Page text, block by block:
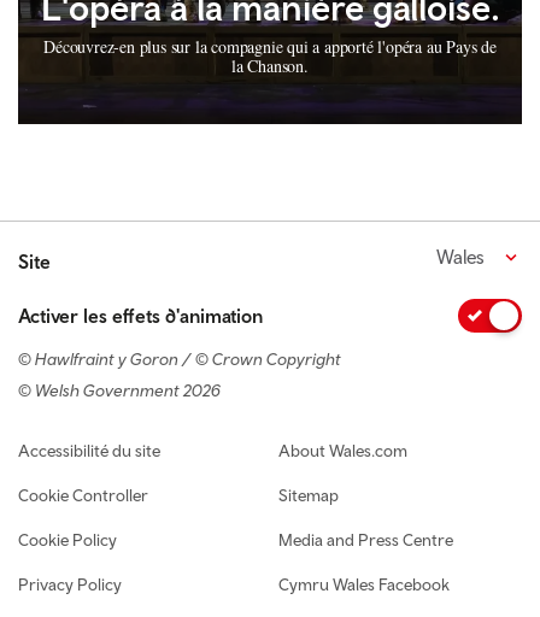
Découvrez-en plus sur la compagnie qui a apporté l'opéra au Pays de
la Chanson.
Site Wales
Activer les effets d'animation
© Hawlfraint y Goron / © Crown Copyright
© Welsh Government 2026
Footer navigation
Accessibilité du site
Cookie Controller
Cookie Policy
Privacy Policy
About Wales.com
Sitemap
Media and Press Centre
Cymru Wales Facebook